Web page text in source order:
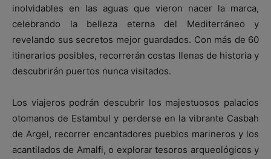
inolvidables en las aguas que vieron nacer la marca,
celebrando la belleza eterna del Mediterráneo y
revelando sus secretos mejor guardados. Con más de 60
itinerarios posibles, recorrerán costas llenas de historia y
descubrirán puertos nunca visitados.
Los viajeros podrán descubrir los majestuosos palacios
otomanos de Estambul y perderse en la vibrante Casbah
de Argel, recorrer encantadores pueblos marineros y los
acantilados de Amalfi, o explorar tesoros arqueológicos y